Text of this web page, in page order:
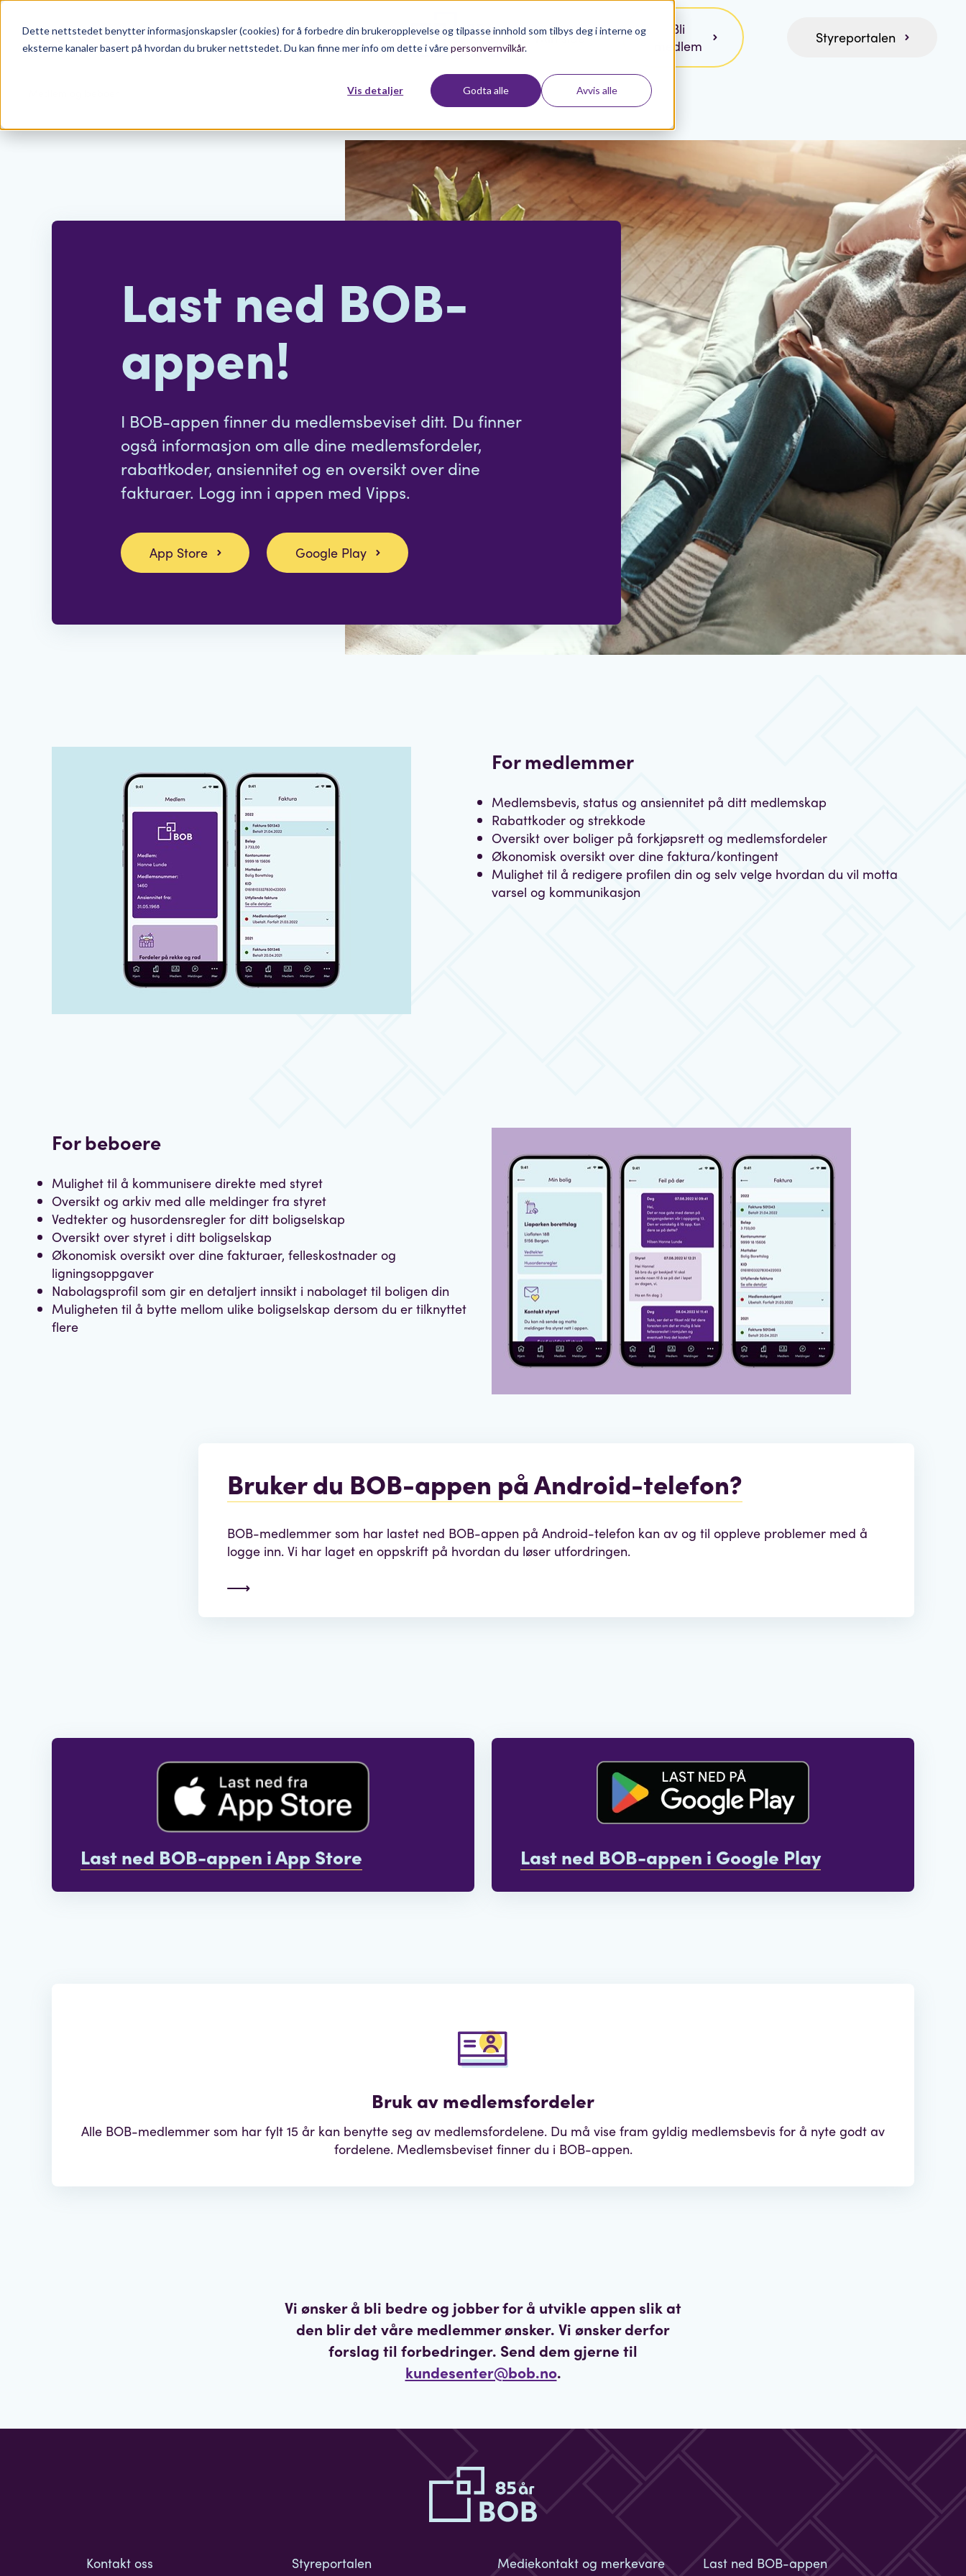
Dette nettstedet benytter informasjonskapsler (cookies) for å forbedre din brukeropplevelse og tilpasse innhold som tilbys deg i interne og
eksterne kanaler basert på hvordan du bruker nettstedet. Du kan finne mer info om dette i vårepersonvernvilkår.
Vis detaljer Godta alle Avvis alle
Meny Søk Min side
Bli
medlem
Styreportalen
Last ned BOB-
appen!
I BOB-appen finner du medlemsbeviset ditt. Du finner
også informasjon om alle dine medlemsfordeler,
rabattkoder, ansiennitet og en oversikt over dine
fakturaer. Logg inn i appen med Vipps.
App Store Google Play
For medlemmer
Medlemsbevis, status og ansiennitet på ditt medlemskap
Rabattkoder og strekkode
Oversikt over boliger på forkjøpsrett og medlemsfordeler
Økonomisk oversikt over dine faktura/kontingent
Mulighet til å redigere profilen din og selv velge hvordan du vil motta
varsel og kommunikasjon
For beboere
Mulighet til å kommunisere direkte med styret
Oversikt og arkiv med alle meldinger fra styret
Vedtekter og husordensregler for ditt boligselskap
Oversikt over styret i ditt boligselskap
Økonomisk oversikt over dine fakturaer, felleskostnader og
ligningsoppgaver
Nabolagsprofil som gir en detaljert innsikt i nabolaget til boligen din
Muligheten til å bytte mellom ulike boligselskap dersom du er tilknyttet
flere
Bruker du BOB-appen på Android-telefon?
BOB-medlemmer som har lastet ned BOB-appen på Android-telefon kan av og til oppleve problemer med å
logge inn. Vi har laget en oppskrift på hvordan du løser utfordringen.
Last ned BOB-appen i App Store Last ned BOB-appen i Google Play
Bruk av medlemsfordeler
Alle BOB-medlemmer som har fylt 15 år kan benytte seg av medlemsfordelene. Du må vise fram gyldig medlemsbevis for å nyte godt av
fordelene. Medlemsbeviset finner du i BOB-appen.
Vi ønsker å bli bedre og jobber for å utvikle appen slik at
den blir det våre medlemmer ønsker. Vi ønsker derfor
forslag til forbedringer. Send dem gjerne til
kundesenter@bob.no.
Kontakt oss Styreportalen Mediekontakt og merkevare Last ned BOB-appen